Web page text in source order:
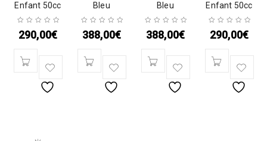
Enfant 50cc
290,00€
Bleu
388,00€
Bleu
388,00€
Enfant 50cc
290,00€